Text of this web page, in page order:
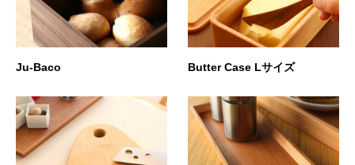
Ju-Baco Butter Case Lサイズ